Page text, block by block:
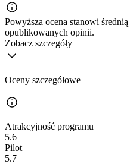
Powyższa ocena stanowi
opublikowanych opinii.
Zobacz szczegóły
Oceny szczegółowe
Atrakcyjność programu
5.6
Pilot
5.7